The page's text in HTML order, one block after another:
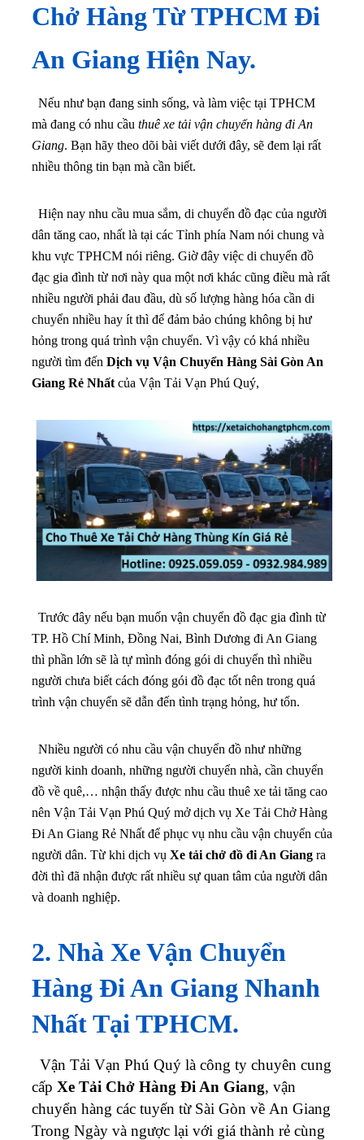
Chở Hàng Từ TPHCM Đi
An Giang Hiện Nay.
Nếu như bạn đang sinh sống, và làm việc tại TPHCM
mà đang có nhu cầu thuê xe tải vận chuyển hàng đi An
Giang. Bạn hãy theo dõi bài viết dưới đây, sẽ đem lại rất
nhiều thông tin bạn mà cần biết.
Hiện nay nhu cầu mua sắm, di chuyển đồ đạc của người
dân tăng cao, nhất là tại các Tỉnh phía Nam nói chung và
khu vực TPHCM nói riêng. Giờ đây việc di chuyển đồ
đạc gia đình từ nơi này qua một nơi khác cũng điều mà rất
nhiều người phải đau đầu, dù số lượng hàng hóa cần di
chuyển nhiều hay ít thì để đảm bảo chúng không bị hư
hỏng trong quá trình vận chuyển. Vì vậy có khá nhiều
người tìm đến Dịch vụ Vận Chuyển Hàng Sài Gòn An
Giang Rẻ Nhất của Vận Tải Vạn Phú Quý,
Trước đây nếu bạn muốn vận chuyển đồ đạc gia đình từ
TP. Hồ Chí Minh, Đồng Nai, Bình Dương đi An Giang
thì phần lớn sẽ là tự mình đóng gói di chuyển thì nhiều
người chưa biết cách đóng gói đồ đạc tốt nên trong quá
trình vận chuyển sẽ dẫn đến tình trạng hỏng, hư tổn.
Nhiều người có nhu cầu vận chuyển đồ như những
người kinh doanh, những người chuyển nhà, cần chuyển
đồ về quê,… nhận thấy được nhu cầu thuê xe tải tăng cao
nên Vận Tải Vạn Phú Quý mở dịch vụ Xe Tải Chở Hàng
Đi An Giang Rẻ Nhất để phục vụ nhu cầu vận chuyển của
người dân. Từ khi dịch vụ Xe tải chở đồ đi An Giang ra
đời thì đã nhận được rất nhiều sự quan tâm của người dân
và doanh nghiệp.
2. Nhà Xe Vận Chuyển
Hàng Đi An Giang Nhanh
Nhất Tại TPHCM.
Vận Tải Vạn Phú Quý là công ty chuyên cung
cấp Xe Tải Chở Hàng Đi An Giang, vận
chuyển hàng các tuyến từ Sài Gòn về An Giang
Trong Ngày và ngược lại với giá thành rẻ cùng